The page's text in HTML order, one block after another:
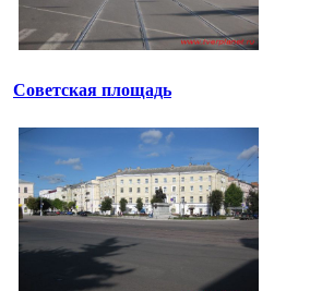
Советская площадь